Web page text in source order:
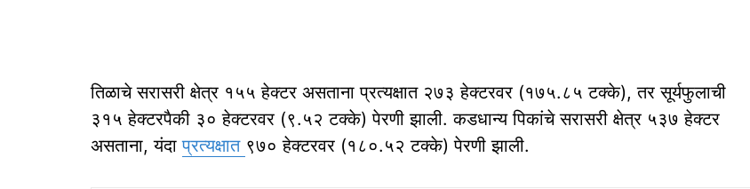
तिळाचे सरासरी क्षेत्र १५५ हेक्टर असताना प्रत्यक्षात २७३ हेक्टरवर (१७५.८५ टक्के), तर सूर्यफुलाची
३१५ हेक्टरपैकी ३० हेक्टरवर (९.५२ टक्के) पेरणी झाली. कडधान्य पिकांचे सरासरी क्षेत्र ५३७ हेक्टर
असताना, यंदाप्रत्यक्षात ९७० हेक्टरवर (१८०.५२ टक्के) पेरणी झाली.